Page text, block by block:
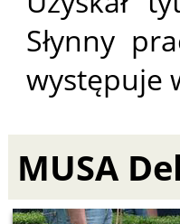
Słynny
występuje
MUSA